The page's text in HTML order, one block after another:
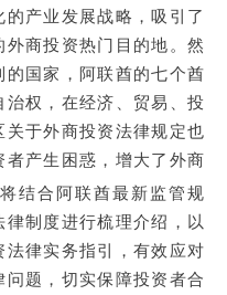
产业发展战略，吸引了
商投资热门目的地。然
国家，阿联酋的七个酋
权，在经济、贸易、投
于外商投资法律规定也
产生困惑，增大了外商
结合阿联酋最新监管规
制度进行梳理介绍，以
律实务指引，有效应对
题，切实保障投资者合